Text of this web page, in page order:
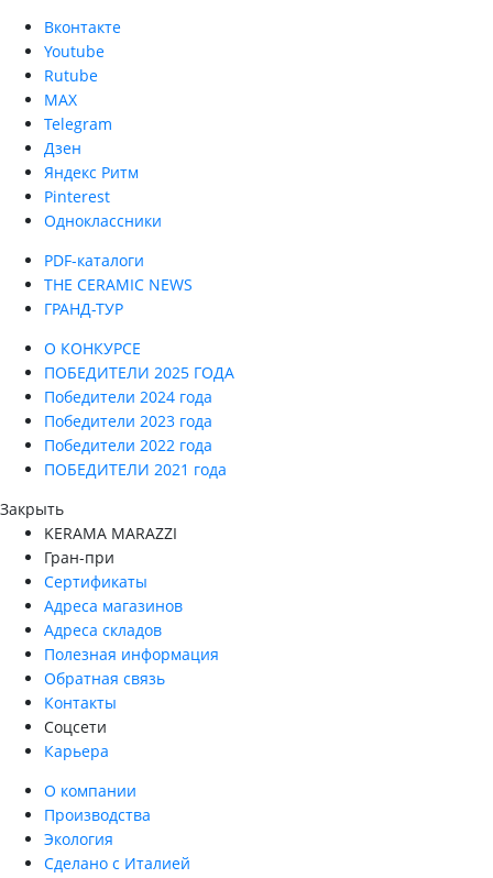
Вконтакте
Youtube
Rutube
MAX
Telegram
Дзен
Яндекс Ритм
Pinterest
Одноклассники
PDF-каталоги
THE CERAMIC NEWS
ГРАНД-ТУР
О КОНКУРСЕ
ПОБЕДИТЕЛИ 2025 ГОДА
Победители 2024 года
Победители 2023 года
Победители 2022 года
ПОБЕДИТЕЛИ 2021 года
Закрыть
KERAMA MARAZZI
Гран-при
Сертификаты
Адреса магазинов
Адреса складов
Полезная информация
Обратная связь
Контакты
Соцсети
Карьера
О компании
Производства
Экология
Сделано с Италией